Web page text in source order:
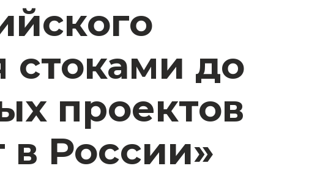
стоками до
проектов
России»